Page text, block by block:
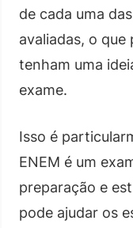
de cada uma
avaliadas, o
tenham uma
exame.
Isso é
ENEM é um
preparação e
pode ajudar os